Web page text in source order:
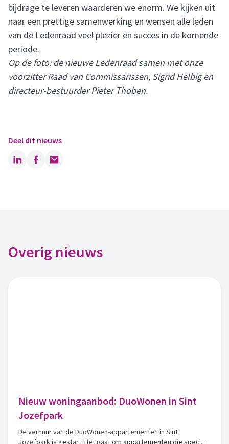
bijdrage te leveren waarderen we enorm. We kijken uit
naar een prettige samenwerking en wensen alle leden
van de Ledenraad veel plezier en succes in de komende
periode.
Op de foto: de nieuwe Ledenraad samen met onze
voorzitter Raad van Commissarissen, Sigrid Helbig en
directeur-bestuurder Pieter Thoben.
Deel dit nieuws
LinkedInFacebook
Email
Overig nieuws
Nieuw woningaanbod: DuoWonen in Sint
Jozefpark
De verhuur van de DuoWonen-appartementen in Sint
Jozefpark is gestart. Het gaat om appartementen die speciaal